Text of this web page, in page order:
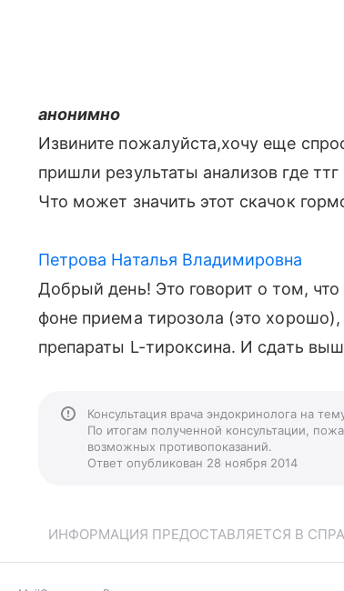
анонимно
Извините пожалуйста,хочу еще
пришли результаты анализов где
Что может значить этот скачок
Петрова Наталья Владимировна
Добрый день! Это говорит о том,
фоне приема тирозола (это
препараты L-тироксина. И сдать
Консультация врача эндокринолога на
По итогам полученной консультации,
возможных противопоказаний.
Ответ опубликован 28 ноября 2014
ИНФОРМАЦИЯ ПРЕДОСТАВЛЯЕТСЯ В